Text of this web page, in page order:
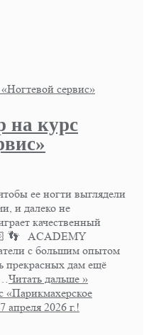
на курс
ее ногти выглядели
и далеко не
качественный
👣 ACADEMY
с большим опытом
прекрасных дам ещё
Читать дальше »